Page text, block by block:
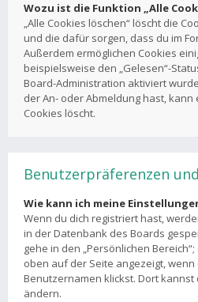
Wozu ist die Funktion „Alle
„Alle Cookies löschen“ löscht die
und die dafür sorgen, dass du im
Außerdem ermöglichen Cookies
beispielsweise den „Gelesen“-
Board-Administration aktiviert
der An- oder Abmeldung hast,
Cookies löscht.
Benutzerpräferenzen
Wie kann ich meine
Wenn du dich registriert hast,
in der Datenbank des Boards
gehe in den „Persönlichen
oben auf der Seite angezeigt,
Benutzernamen klickst. Dort
ändern.